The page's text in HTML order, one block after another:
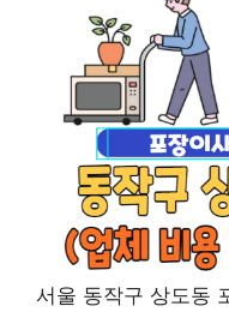
서울 동작구 상도동